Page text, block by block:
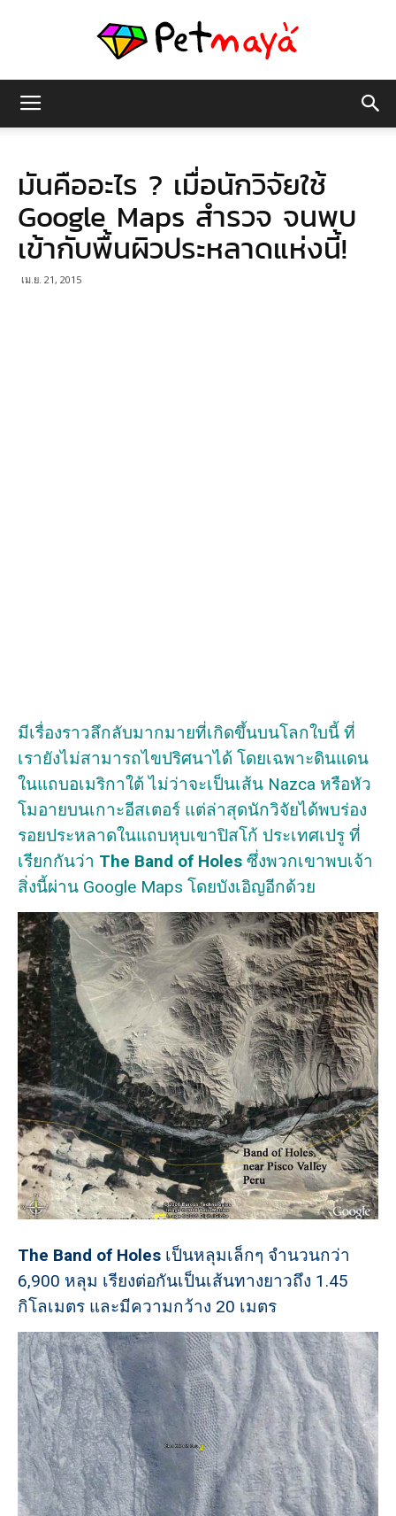
มายา
มันคืออะไร ? เมื่อนักวิจัยใช้
Google Maps สำรวจ จนพบ
เข้ากับพื้นผิวประหลาดแห่งนี้!
เม.ย. 21, 2015
มีเรื่องราวลึกลับมากมายที่เกิดขึ้นบนโลกใบนี้ ที่
เรายังไม่สามารถไขปริศนาได้ โดยเฉพาะดินแดน
ในแถบอเมริกาใต้ ไม่ว่าจะเป็นเส้น Nazca หรือหัว
โมอายบนเกาะอีสเตอร์ แต่ล่าสุดนักวิจัยได้พบร่อง
รอยประหลาดในแถบหุบเขาปิสโก้ ประเทศเปรู ที่
เรียกกันว่า The Band of Holes ซึ่งพวกเขาพบเจ้า
สิ่งนี้ผ่าน Google Maps โดยบังเอิญอีกด้วย
The Band of Holes เป็นหลุมเล็กๆ จำนวนกว่า
6,900 หลุม เรียงต่อกันเป็นเส้นทางยาวถึง 1.45
กิโลเมตร และมีความกว้าง 20 เมตร